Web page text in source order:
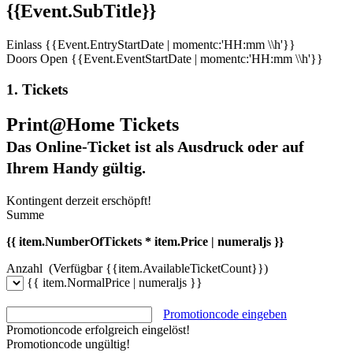
{{Event.SubTitle}}
Einlass {{Event.EntryStartDate | momentc:'HH:mm \\h'}}
Doors Open {{Event.EventStartDate | momentc:'HH:mm \\h'}}
1. Tickets
Print@Home Tickets
Das Online-Ticket ist als Ausdruck oder auf
Ihrem Handy gültig.
Kontingent derzeit erschöpft!
Summe
{{ item.NumberOfTickets * item.Price | numeraljs }}
Anzahl (Verfügbar {{item.AvailableTicketCount}})
{{ item.NormalPrice | numeraljs }}
Promotioncode eingeben
Promotioncode erfolgreich eingelöst!
Promotioncode ungültig!